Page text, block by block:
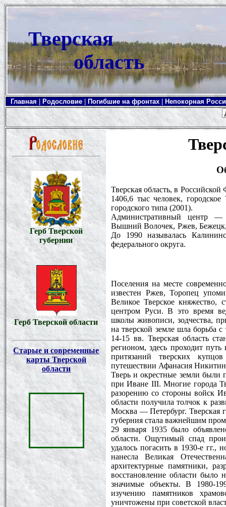
Тверская
область
Главная Родословие Погибшие на фронтах Непокорная
Герб Тверской
губернии
Герб Тверской области
Старые и современные
карты Тверской
области
Тверская область, в
1406,6 тыс человек,
городского типа (2001).
Административный центр —
Вышний Волочек, Ржев, Бежецк,
До 1990 называлась
федерального округа.
Поселения на месте
известен Ржев, Торопец
Великое Тверское княжество,
центром Руси. В это время
школы живописи, зодчества,
на тверской земле шла борьба
14-15 вв. Тверская область
регионом, здесь проходит
притязаний тверских
путешествии Афанасия
Тверь и окрестные земли были
при Иване III. Многие города
разорению со стороны войск
области получила толчок к
Москва — Петербург. Тверская
губерния стала важнейшим
29 января 1935 было
области. Ощутимый спад
удалось погасить в 1930-е гг.,
нанесла Великая
архитектурные памятники,
восстановление области было
значимые объекты. В 1980-
изучению памятников
уничтожены при советской